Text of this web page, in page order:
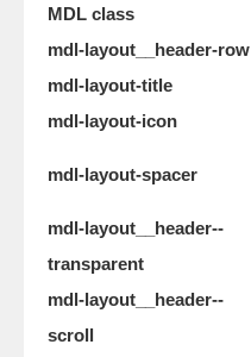
MDL class
mdl-layout__header-row
mdl-layout-title
mdl-layout-icon
mdl-layout-spacer
mdl-layout__header--
transparent
mdl-layout__header--
scroll